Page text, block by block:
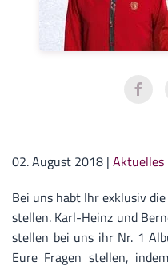
02. August 2018 | Aktuelles
Bei uns habt Ihr exklusiv
stellen. Karl-Heinz und
stellen bei uns ihr Nr. 1
Eure Fragen stellen,